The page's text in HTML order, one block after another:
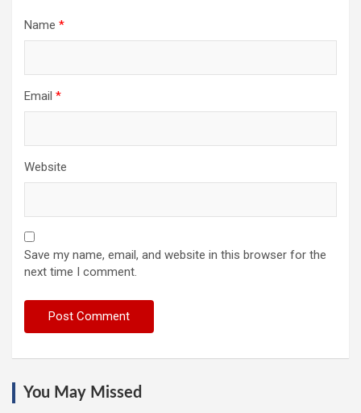
Name *
Email *
Website
Save my name, email, and website in this browser for the
next time I comment.
You May Missed